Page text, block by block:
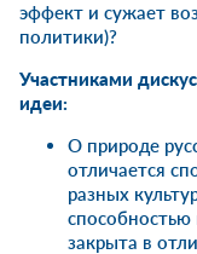
эффект и сужает
политики)?
Участниками
идеи:
О природе
отличается
разных
способностью
закрыта в